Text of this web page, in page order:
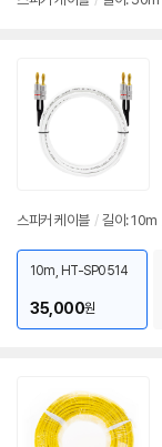
스피커 케이블 / 길이: 10m
10m, HT-SP0514
35,000원